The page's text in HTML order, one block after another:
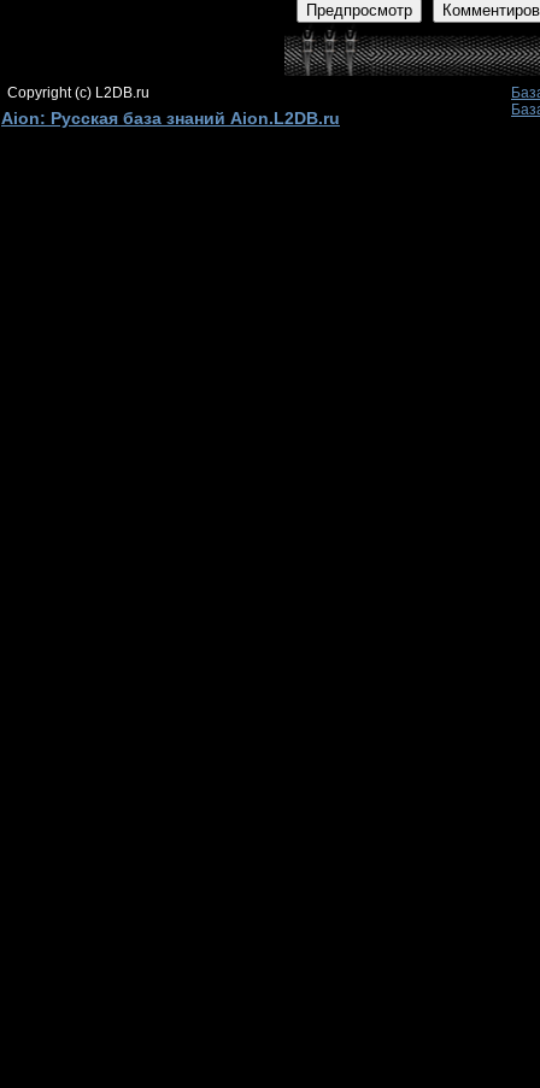
Предпросмотр
Copyright (c) L2DB.ru
Aion: Русская база знаний Aion.L2DB.ru